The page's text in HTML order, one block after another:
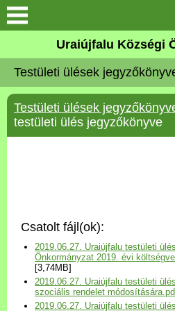
Köszöntő
Elérhetőségek
Uraiújfalu
Választási információk
Versenyképes Járások
Program
Uraiújfalu Községi
Testületi ülések
Testületi ülések
testületi ülés jegyzőkönyve
Csatolt fájl(ok):
2019.06.27. Uraiújfalu testületi
Önkormányzat 2019. évi
[3,74MB]
2019.06.27. Uraiújfalu testületi
szociális rendelet
2019.06.27. Uraiújfalu testületi